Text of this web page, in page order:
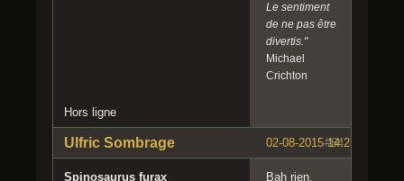
Le sentiment
de ne pas être
divertis."
Michael
Crichton
Hors ligne
#64
02-08-2015 14:25:07
Ulfric Sombrage
Spinosaurus furax Bah rien,